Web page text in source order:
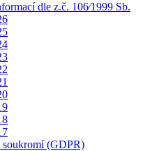
dle z.č. 106⁄1999 Sb.
soukromí (GDPR)